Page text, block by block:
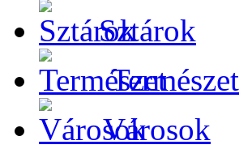
Sztárok
Természet
Városok